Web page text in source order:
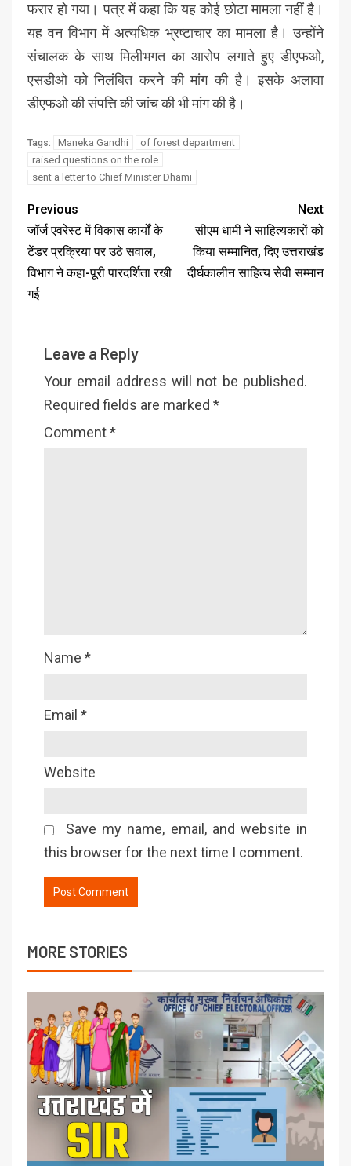
फरार हो गया। पत्र में कहा कि यह कोई छोटा मामला नहीं है।
यह वन विभाग में अत्यधिक भ्रष्टाचार का मामला है। उन्होंने
संचालक के साथ मिलीभगत का आरोप लगाते हुए डीएफओ,
एसडीओ को निलंबित करने की मांग की है। इसके अलावा
डीएफओ की संपत्ति की जांच की भी मांग की है।
Tags: Maneka Gandhi
of forest department
raised questions on the role
sent a letter to Chief Minister Dhami
Previous
जॉर्ज एवरेस्ट में विकास कार्यों के
टेंडर प्रक्रिया पर उठे सवाल,
विभाग ने कहा-पूरी पारदर्शिता रखी
गई
Next
सीएम धामी ने साहित्यकारों को
किया सम्मानित, दिए उत्तराखंड
दीर्घकालीन साहित्य सेवी सम्मान
Leave a Reply
Your email address will not be published.
Required fields are marked *
Comment*
Name *
Email *
Website
Save my name, email, and website in
this browser for the next time I comment.
MORE STORIES